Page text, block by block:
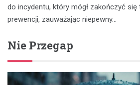
do incydentu, który mógł zakończyć się
prewencji, zauważając niepewny…
Nie Przegap